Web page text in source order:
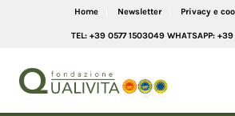
Home Newsletter Privacy e
TEL: +39 0577 1503049 WHATSAPP: